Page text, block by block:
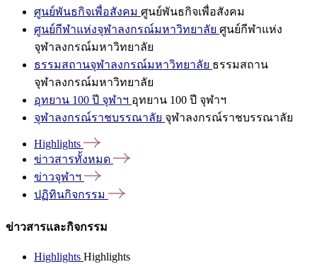
ศูนย์พันธกิจเพื่อสังคม ศูนย์พันธกิจเพื่อสังคม
ศูนย์กีฬาแห่งจุฬาลงกรณ์มหาวิทยาลัย ศูนย์กีฬาแห่ง
จุฬาลงกรณ์มหาวิทยาลัย
ธรรมสถานจุฬาลงกรณ์มหาวิทยาลัย ธรรมสถาน
จุฬาลงกรณ์มหาวิทยาลัย
อุทยาน 100 ปี จุฬาฯ อุทยาน 100 ปี จุฬาฯ
จุฬาลงกรณ์ราชบรรณาลัย จุฬาลงกรณ์ราชบรรณาลัย
Highlights
ข่าวสารทั้งหมด
ข่าวจุฬาฯ
ปฏิทินกิจกรรม
ข่าวสารและกิจกรรม
Highlights Highlights